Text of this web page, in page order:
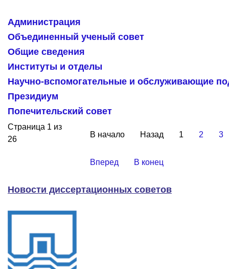
Администрация
Объединенный ученый совет
Общие сведения
Институты и отделы
Научно-вспомогательные и обслуживающие
Президиум
Попечительский совет
Страница 1 из
26
В начало Назад 1 2 3
Вперед В конец
Новости диссертационных советов